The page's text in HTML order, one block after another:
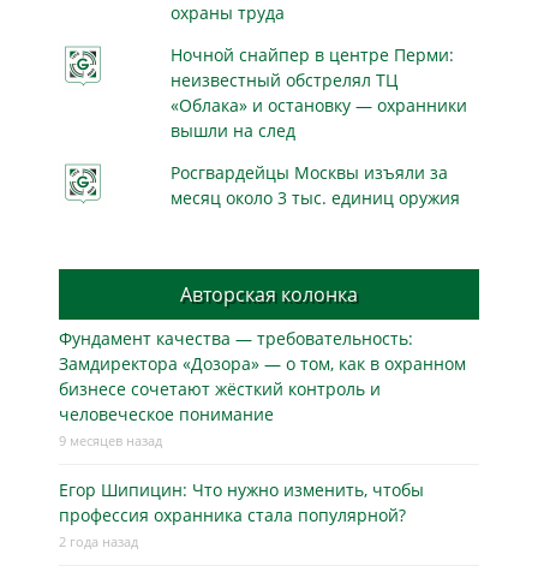
охраны труда
Ночной снайпер в центре Перми:
неизвестный обстрелял ТЦ
«Облака» и остановку — охранники
вышли на след
Росгвардейцы Москвы изъяли за
месяц около 3 тыс. единиц оружия
Авторская колонка
Фундамент качества — требовательность:
Замдиректора «Дозора» — о том, как в охранном
бизнесe сочетают жёсткий контроль и
человеческое понимание
9 месяцев назад
Егор Шипицин: Что нужно изменить, чтобы
профессия охранника стала популярной?
2 года назад